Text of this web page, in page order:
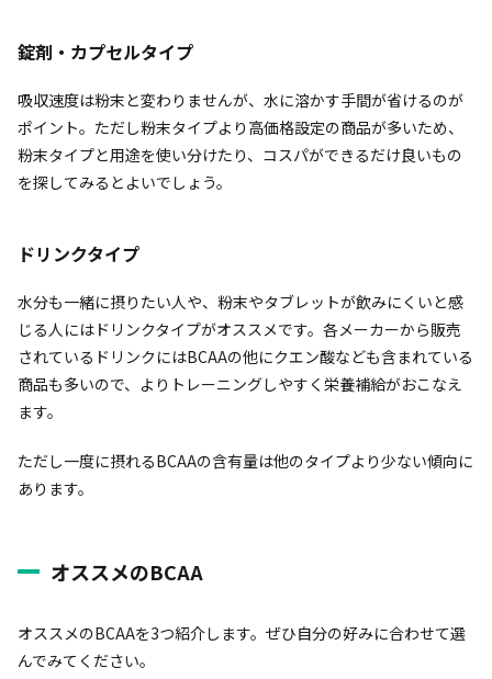
錠剤・カプセルタイプ
吸収速度は粉末と変わりませんが、水に溶かす手間が省けるのが
ポイント。ただし粉末タイプより高価格設定の商品が多いため、
粉末タイプと用途を使い分けたり、コスパができるだけ良いもの
を探してみるとよいでしょう。
ドリンクタイプ
水分も一緒に摂りたい人や、粉末やタブレットが飲みにくいと感
じる人にはドリンクタイプがオススメです。各メーカーから販売
されているドリンクにはBCAAの他にクエン酸なども含まれている
商品も多いので、よりトレーニングしやすく栄養補給がおこなえ
ます。
ただし一度に摂れるBCAAの含有量は他のタイプより少ない傾向に
あります。
オススメのBCAA
オススメのBCAAを3つ紹介します。ぜひ自分の好みに合わせて選
んでみてください。